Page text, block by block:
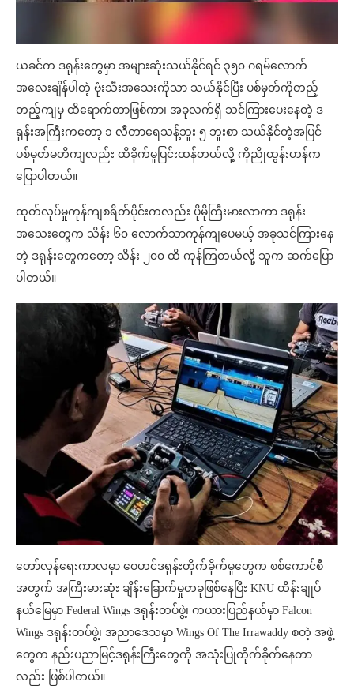
ယခင်က ဒရုန်းတွေမှာ အများဆုံးသယ်နိုင်ရင် ၃၅၀ ဂရမ်လောက်
အလေးချိန်ပါတဲ့ ဗုံးသီးအသေးကိုသာ သယ်နိုင်ပြီး ပစ်မှတ်ကိုတည့်
တည့်ကျမှ ထိရောက်တာဖြစ်ကာ၊ အခုလက်ရှိ သင်ကြားပေးနေတဲ့ ဒ
ရုန်းအကြီးကတော့ ၁ လီတာရေသန့်ဘူး ၅ ဘူးစာ သယ်နိုင်တဲ့အပြင်
ပစ်မှတ်မတိကျလည်း ထိခိုက်မှုပြင်းထန်တယ်လို့ ကိုညိုထွန်းဟန်က
ပြောပါတယ်။
ထုတ်လုပ်မှုကုန်ကျစရိတ်ပိုင်းကလည်း ပိုမိုကြီးမားလာကာ ဒရုန်း
အသေးတွေက သိန်း ၆၀ လောက်သာကုန်ကျပေမယ့် အခုသင်ကြားနေ
တဲ့ ဒရုန်းတွေကတော့ သိန်း ၂၀၀ ထိ ကုန်ကြတယ်လို့ သူက ဆက်ပြော
ပါတယ်။
တော်လှန်ရေးကာလမှာ ဝေဟင်ဒရုန်းတိုက်ခိုက်မှုတွေက စစ်ကောင်စီ
အတွက် အကြီးမားဆုံး ချိန်းခြောက်မှုတခုဖြစ်နေပြီး KNU ထိန်းချုပ်
နယ်မြေမှာ Federal Wings ဒရုန်းတပ်ဖွဲ့၊ ကယားပြည်နယ်မှာ Falcon
Wings ဒရုန်းတပ်ဖွဲ့၊ အညာဒေသမှာ Wings Of The Irrawaddy စတဲ့ အဖွဲ့
တွေက နည်းပညာမြင့်ဒရုန်းကြီးတွေကို အသုံးပြုတိုက်ခိုက်နေတာ
လည်း ဖြစ်ပါတယ်။